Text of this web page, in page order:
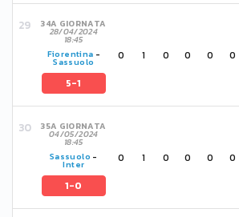
34A GIORNATA
28/04/2024
18:45
Fiorentina -
Sassuolo
5-1
0 1 0 0 0 0
35A GIORNATA
04/05/2024
18:45
Sassuolo -
Inter
1-0
0 1 0 0 0 0